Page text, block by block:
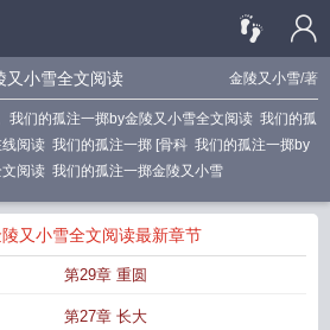
金陵又小雪/著
又小雪全文阅读
我们的孤注一掷by金陵又小雪全文阅读 我们的孤
阅读 我们的孤注一掷 [骨科 我们的孤注一掷by
阅读 我们的孤注一掷金陵又小雪
又小雪全文阅读最新章节
第29章 重圆
第27章 长大